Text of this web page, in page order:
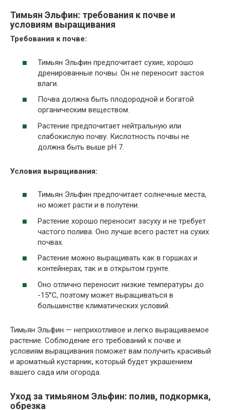
Тимьян Эльфин: требования к почве и
условиям выращивания
Требования к почве:
Тимьян Эльфин предпочитает сухие, хорошо
дренированные почвы. Он не переносит застоя
влаги.
Почва должна быть плодородной и богатой
органическим веществом.
Растение предпочитает нейтральную или
слабокислую почву. Кислотность почвы не
должна быть выше pH 7.
Условия выращивания:
Тимьян Эльфин предпочитает солнечные места,
но может расти и в полутени.
Растение хорошо переносит засуху и не требует
частого полива. Оно лучше всего растет на сухих
почвах.
Растение можно выращивать как в горшках и
контейнерах, так и в открытом грунте.
Оно отлично переносит низкие температуры до
-15°С, поэтому может выращиваться в
большинстве климатических условий.
Тимьян Эльфин — неприхотливое и легко выращиваемое
растение. Соблюдение его требований к почве и
условиям выращивания поможет вам получить красивый
и ароматный кустарник, который будет украшением
вашего сада или огорода.
Уход за тимьяном Эльфин: полив, подкормка,
обрезка